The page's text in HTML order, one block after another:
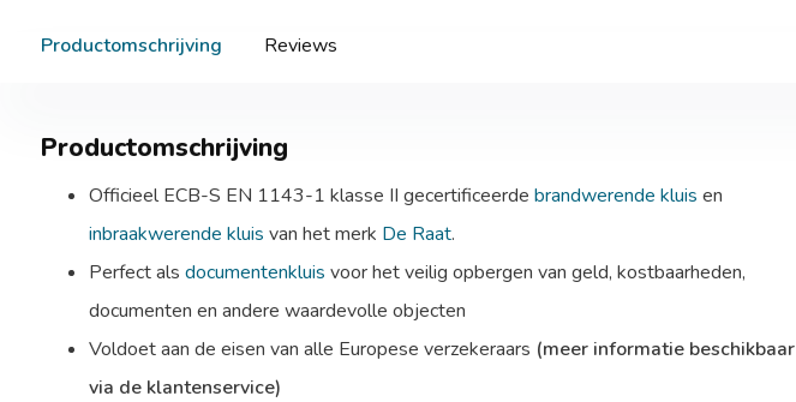
Productomschrijving Reviews
Productomschrijving
Officieel ECB-S EN 1143-1 klasse II gecertificeerde brandwerende kluis en
inbraakwerende kluis van het merk De Raat.
Perfect als documentenkluis voor het veilig opbergen van geld, kostbaarheden,
documenten en andere waardevolle objecten
Voldoet aan de eisen van alle Europese verzekeraars (meer informatie beschikbaar
via de klantenservice)